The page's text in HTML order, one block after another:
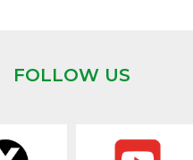
FOLLOW US